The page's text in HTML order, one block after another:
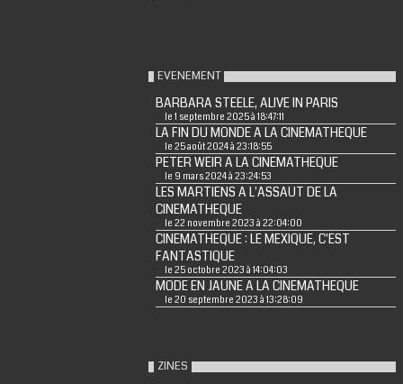
EVENEMENT
BARBARA STEELE, ALIVE IN PARIS
le 1 septembre 2025 à 18:47:11
LA FIN DU MONDE A LA CINEMATHEQUE
le 25 août 2024 à 23:18:55
PETER WEIR A LA CINEMATHEQUE
le 9 mars 2024 à 23:24:53
LES MARTIENS A L'ASSAUT DE LA
CINEMATHEQUE
le 22 novembre 2023 à 22:04:00
CINEMATHEQUE : LE MEXIQUE, C'EST
FANTASTIQUE
le 25 octobre 2023 à 14:04:03
MODE EN JAUNE A LA CINEMATHEQUE
le 20 septembre 2023 à 13:28:09
ZINES